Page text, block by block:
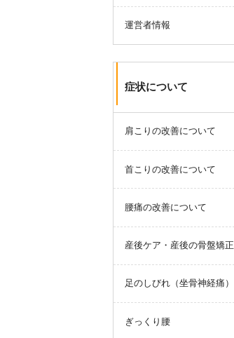
運営者情報
症状について
肩こりの改善について
首こりの改善について
腰痛の改善について
産後ケア・産後の骨盤矯正
足のしびれ（坐骨神経痛）
ぎっくり腰